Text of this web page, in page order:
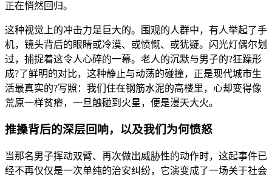
正在悄然回归。
这种视觉上的冲击力是巨大的。围观的人群中，有人举起了手
机，镜头背后的眼睛或冷漠、或愤慨、或犹疑。闪光灯偶尔划
过，捕捉着这令人心碎的一幕。老人的沉默与男子的?狂躁形
成?了鲜明的对比，这种静止与动荡的碰撞，正是现代城市生
活最真实的?写照：我们住在钢筋水泥的高楼里，心却变得像
荒原一样贫瘠，一旦触碰到火星，便是漫天大火。
推搡背后的深层回响，以及我们为何愤怒
当那名男子挥动双臂、再次做出威胁性的动作时，这起事件已
经不再仅仅是一次单纯的治安纠纷，它演变成了一场关于社会